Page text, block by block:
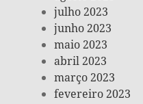
julho 2023
junho 2023
maio 2023
abril 2023
março 2023
fevereiro 2023